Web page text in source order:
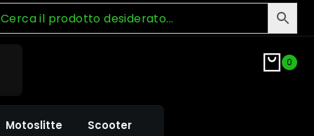
0
Motoslitte Scooter